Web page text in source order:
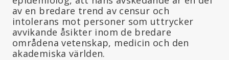
av en bredare trend av censur och
intolerans mot personer som uttrycker
avvikande åsikter inom de bredare
områdena vetenskap, medicin och den
akademiska världen.